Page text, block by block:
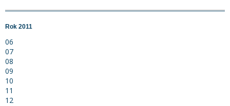
Rok 2011
06
07
08
09
10
11
12